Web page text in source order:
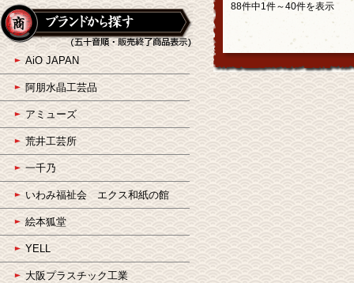
88件中1件～40件を表示
AiO JAPAN
阿朋水晶工芸品
アミューズ
荒井工芸所
一千乃
いわみ福祉会 エクス和紙の館
絵本狐堂
YELL
大阪プラスチック工業